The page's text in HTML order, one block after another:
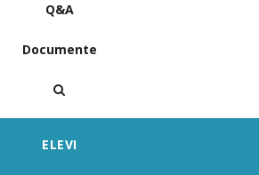
Q&A
Documente
ELEVI